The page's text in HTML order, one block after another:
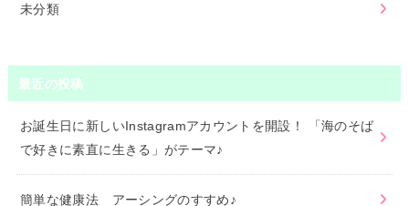
未分類
最近の投稿
お誕生日に新しいInstagramアカウントを開設！ 「海のそば
で好きに素直に生きる」がテーマ♪
簡単な健康法 アーシングのすすめ♪